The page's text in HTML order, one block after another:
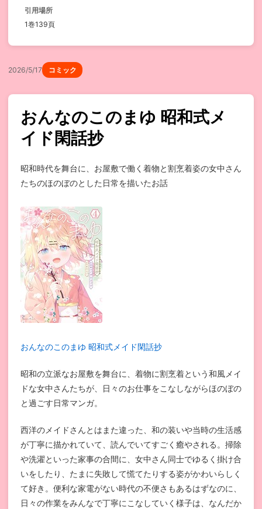
引用場所
1巻139頁
2026/5/17 コミック
おんなのこのまゆ 昭和式メ
イド閑話抄
昭和時代を舞台に、お屋敷で働く着物と割烹着姿の女中さん
たちのほのぼのとした日常を描いたお話
おんなのこのまゆ 昭和式メイド閑話抄
昭和の立派なお屋敷を舞台に、着物に割烹着という和風メイ
ドな女中さんたちが、日々のお仕事をこなしながらほのぼの
と過ごす日常マンガ。
西洋のメイドさんとはまた違った、和の装いや当時の生活感
が丁寧に描かれていて、読んでいてすごく癒やされる。掃除
や洗濯といった家事の合間に、女中さん同士でゆるく掛け合
いをしたり、たまに失敗して慌てたりする姿がかわいらしく
て好き。便利な家電がない時代の不便さもあるはずなのに、
日々の作業をみんなで丁寧にこなしていく様子は、なんだか